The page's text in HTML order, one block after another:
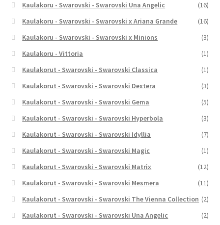
Kaulakoru - Swarovski - Swarovski Una Angelic
(16)
Kaulakoru - Swarovski - Swarovski x Ariana Grande
(16)
Kaulakoru - Swarovski - Swarovski x Minions
(3)
Kaulakoru - Vittoria
(1)
Kaulakorut - Swarovski - Swarovski Classica
(1)
Kaulakorut - Swarovski - Swarovski Dextera
(3)
Kaulakorut - Swarovski - Swarovski Gema
(5)
Kaulakorut - Swarovski - Swarovski Hyperbola
(3)
Kaulakorut - Swarovski - Swarovski Idyllia
(7)
Kaulakorut - Swarovski - Swarovski Magic
(1)
Kaulakorut - Swarovski - Swarovski Matrix
(12)
Kaulakorut - Swarovski - Swarovski Mesmera
(11)
Kaulakorut - Swarovski - Swarovski The Vienna Collection (2)
Kaulakorut - Swarovski - Swarovski Una Angelic
(2)